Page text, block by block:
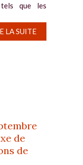
tels que les
face au
les...
LA SUITE
de
de